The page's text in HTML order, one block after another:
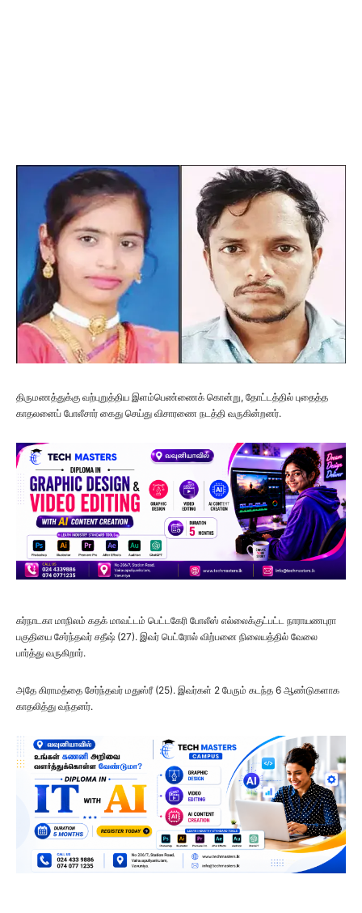
திருமணத்துக்கு வற்புறுத்திய இளம்பெண்ணைக் கொன்று, தோட்டத்தில் புதைத்த
காதலனைப் போலீசார் கைது செய்து விசாரணை நடத்தி வருகின்றனர்.
கர்நாடகா மாநிலம் கதக் மாவட்டம் பெட்டகேரி போலீஸ் எல்லைக்குட்பட்ட நாராயணபுரா
பகுதியை சேர்ந்தவர் சதீஷ் (27). இவர் பெட்ரோல் விற்பனை நிலையத்தில் வேலை
பார்த்து வருகிறார்.
அதே கிராமத்தை சேர்ந்தவர் மதுஸ்ரீ (25). இவர்கள் 2 பேரும் கடந்த 6 ஆண்டுகளாக
காதலித்து வந்தனர்.